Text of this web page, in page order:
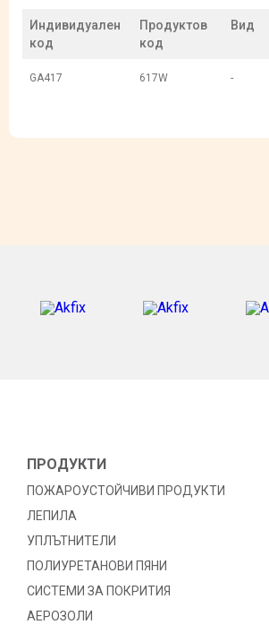
Индивидуален
код
Продуктов
код
Вид
GA417 617W -
ПРОДУКТИ
ПОЖАРОУСТОЙЧИВИ ПРОДУКТИ
ЛЕПИЛА
УПЛЪТНИТЕЛИ
ПОЛИУРЕТАНОВИ ПЯНИ
СИСТЕМИ ЗА ПОКРИТИЯ
АЕРОЗОЛИ